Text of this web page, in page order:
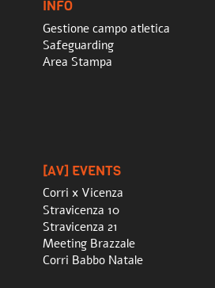
INFO
Gestione campo atletica
Safeguarding
Area Stampa
[AV] EVENTS
Corri x Vicenza
Stravicenza 10
Stravicenza 21
Meeting Brazzale
Corri Babbo Natale